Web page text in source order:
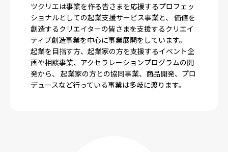
ツクリエは事業を作る皆さまを応援するプロフェッ
ショナルとしての起業支援サービス事業と、 価値を
創造するクリエイターの皆さまを支援するクリエイ
ティブ創造事業を中心に事業展開をしています。
起業を目指す方、起業家の方を支援するイベント企
画や相談事業、アクセラレーションプログラムの開
発から、 起業家の方との協同事業、商品開発、プロ
デュースなど行っている事業は多岐に渡ります。